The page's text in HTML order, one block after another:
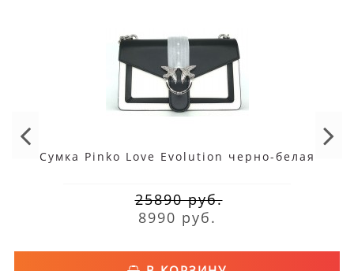
Сумка Pinko Love Evolution черно-белая
25890 руб.
8990 руб.